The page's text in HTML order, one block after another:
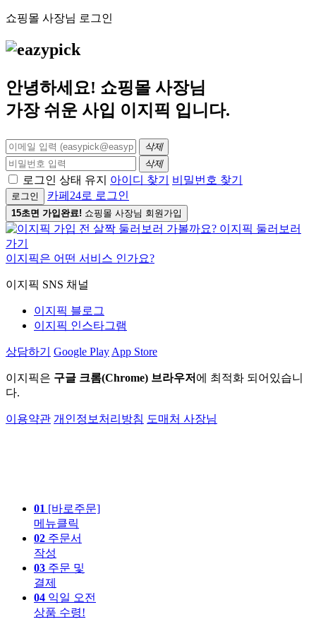
쇼핑몰 사장님 로그인
안녕하세요! 쇼핑몰 사장님
가장 쉬운 사입 이지픽 입니다.
삭제
삭제
로그인 상태 유지 아이디 찾기 비밀번호 찾기
로그인 카페24로 로그인
15초면 가입완료! 쇼핑몰 사장님 회원가입
이지픽은 어떤 서비스 인가요?
이지픽 SNS 채널
이지픽 블로그
이지픽 인스타그램
상담하기 Google Play App Store
이지픽은 구글 크롬(Chrome) 브라우저 에 최적화 되어있습니
다.
이용약관 개인정보처리방침 도매처 사장님
01 [바로주문]
메뉴클릭
02 주문서
작성
03 주문 및
결제
04 익일 오전
상품 수령!